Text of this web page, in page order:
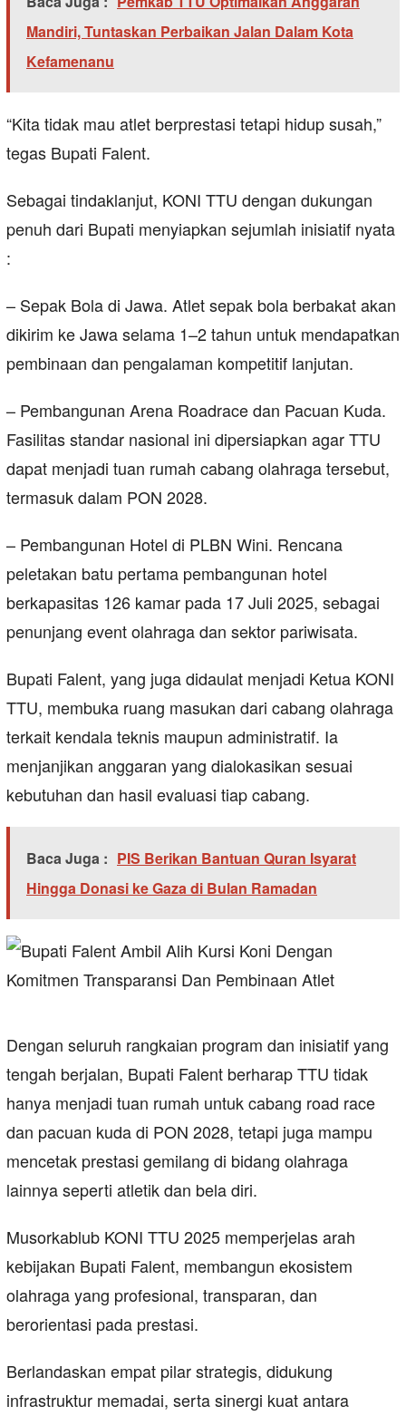
Mandiri, Tuntaskan Perbaikan Jalan Dalam Kota
Kefamenanu
“Kita tidak mau atlet berprestasi tetapi hidup susah,”
tegas Bupati Falent.
Sebagai tindaklanjut, KONI TTU dengan dukungan
penuh dari Bupati menyiapkan sejumlah inisiatif nyata
:
– Sepak Bola di Jawa. Atlet sepak bola berbakat akan
dikirim ke Jawa selama 1–2 tahun untuk mendapatkan
pembinaan dan pengalaman kompetitif lanjutan.
– Pembangunan Arena Roadrace dan Pacuan Kuda.
Fasilitas standar nasional ini dipersiapkan agar TTU
dapat menjadi tuan rumah cabang olahraga tersebut,
termasuk dalam PON 2028.
– Pembangunan Hotel di PLBN Wini. Rencana
peletakan batu pertama pembangunan hotel
berkapasitas 126 kamar pada 17 Juli 2025, sebagai
penunjang event olahraga dan sektor pariwisata.
Bupati Falent, yang juga didaulat menjadi Ketua KONI
TTU, membuka ruang masukan dari cabang olahraga
terkait kendala teknis maupun administratif. Ia
menjanjikan anggaran yang dialokasikan sesuai
kebutuhan dan hasil evaluasi tiap cabang.
Baca Juga : PIS Berikan Bantuan Quran Isyarat
Hingga Donasi ke Gaza di Bulan Ramadan
Dengan seluruh rangkaian program dan inisiatif yang
tengah berjalan, Bupati Falent berharap TTU tidak
hanya menjadi tuan rumah untuk cabang road race
dan pacuan kuda di PON 2028, tetapi juga mampu
mencetak prestasi gemilang di bidang olahraga
lainnya seperti atletik dan bela diri.
Musorkablub KONI TTU 2025 memperjelas arah
kebijakan Bupati Falent, membangun ekosistem
olahraga yang profesional, transparan, dan
berorientasi pada prestasi.
Berlandaskan empat pilar strategis, didukung
infrastruktur memadai, serta sinergi kuat antara